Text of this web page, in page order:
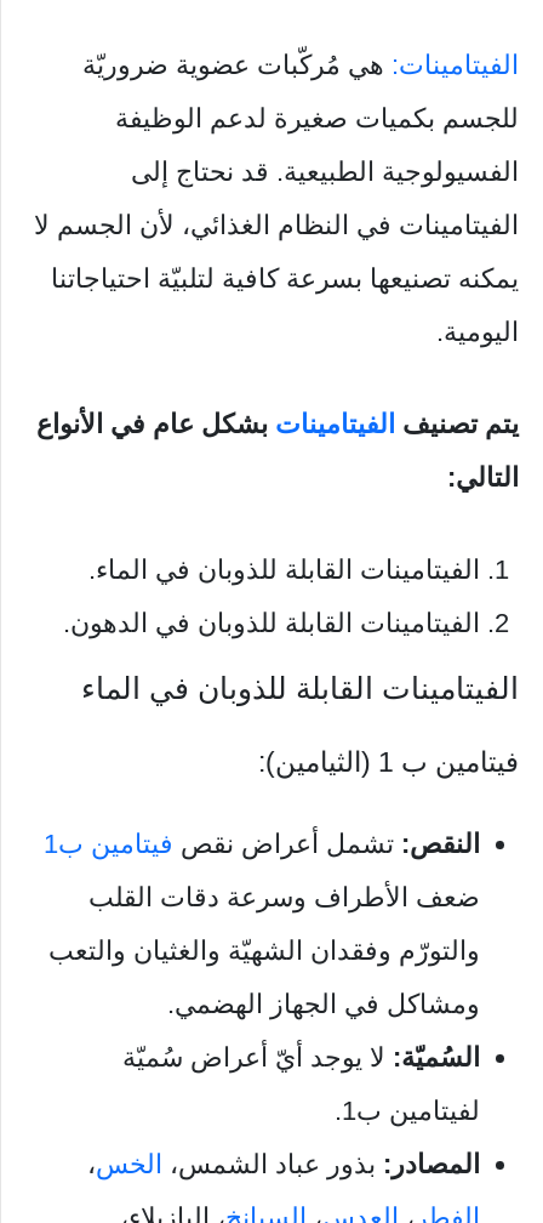
الفيتامينات: هي مُركّبات عضوية ضروريّة
للجسم بكميات صغيرة لدعم الوظيفة
الفسيولوجية الطبيعية. قد نحتاج إلى
الفيتامينات في النظام الغذائي، لأن الجسم لا
يمكنه تصنيعها بسرعة كافية لتلبيّة احتياجاتنا
اليومية.
يتم تصنيف الفيتامينات بشكل عام في الأنواع
التالي:
الفيتامينات القابلة للذوبان في الماء.
الفيتامينات القابلة للذوبان في الدهون.
الفيتامينات القابلة للذوبان في الماء
فيتامين ب 1 (الثيامين):
النقص: تشمل أعراض نقص فيتامين ب1
ضعف الأطراف وسرعة دقات القلب
والتورّم وفقدان الشهيّة والغثيان والتعب
ومشاكل في الجهاز الهضمي.
السُميّة: لا يوجد أيّ أعراض سُميّة
لفيتامين ب1.
المصادر: بذور عباد الشمس، الخس،